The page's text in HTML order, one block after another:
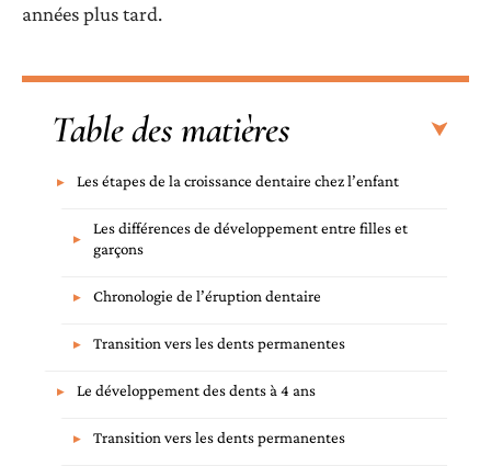
années plus tard.
Table des matières
Les étapes de la croissance dentaire chez l’enfant
Les différences de développement entre filles et
garçons
Chronologie de l’éruption dentaire
Transition vers les dents permanentes
Le développement des dents à 4 ans
Transition vers les dents permanentes